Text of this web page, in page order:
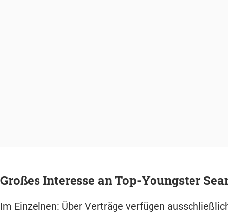
Großes Interesse an Top-Youngster
Im Einzelnen: Über Verträge verfügen